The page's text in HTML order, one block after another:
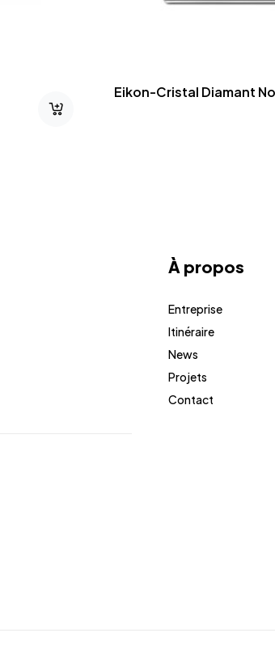
Mécanisme Va-Et-Vient
À propos
Entreprise
Itinéraire
News
Projets
Contact